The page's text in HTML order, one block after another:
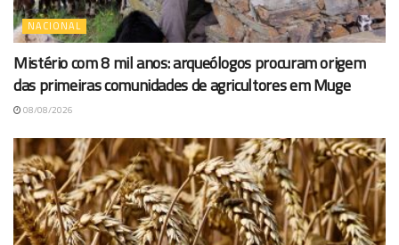
NACIONAL
Mistério com 8 mil anos: arqueólogos procuram origem
das primeiras comunidades de agricultores em Muge
08/08/2026